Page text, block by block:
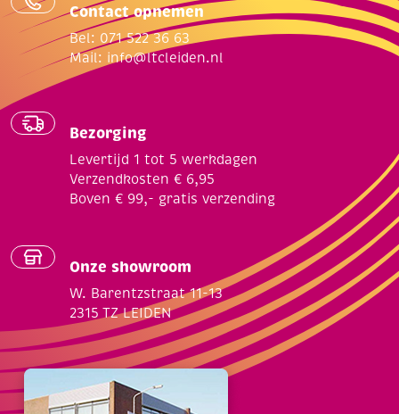
Contact opnemen
Bel: 071 522 36 63
Mail: info@ltcleiden.nl
Bezorging
Levertijd 1 tot 5 werkdagen
Verzendkosten € 6,95
Boven € 99,- gratis verzending
Onze showroom
W. Barentzstraat 11-13
2315 TZ LEIDEN